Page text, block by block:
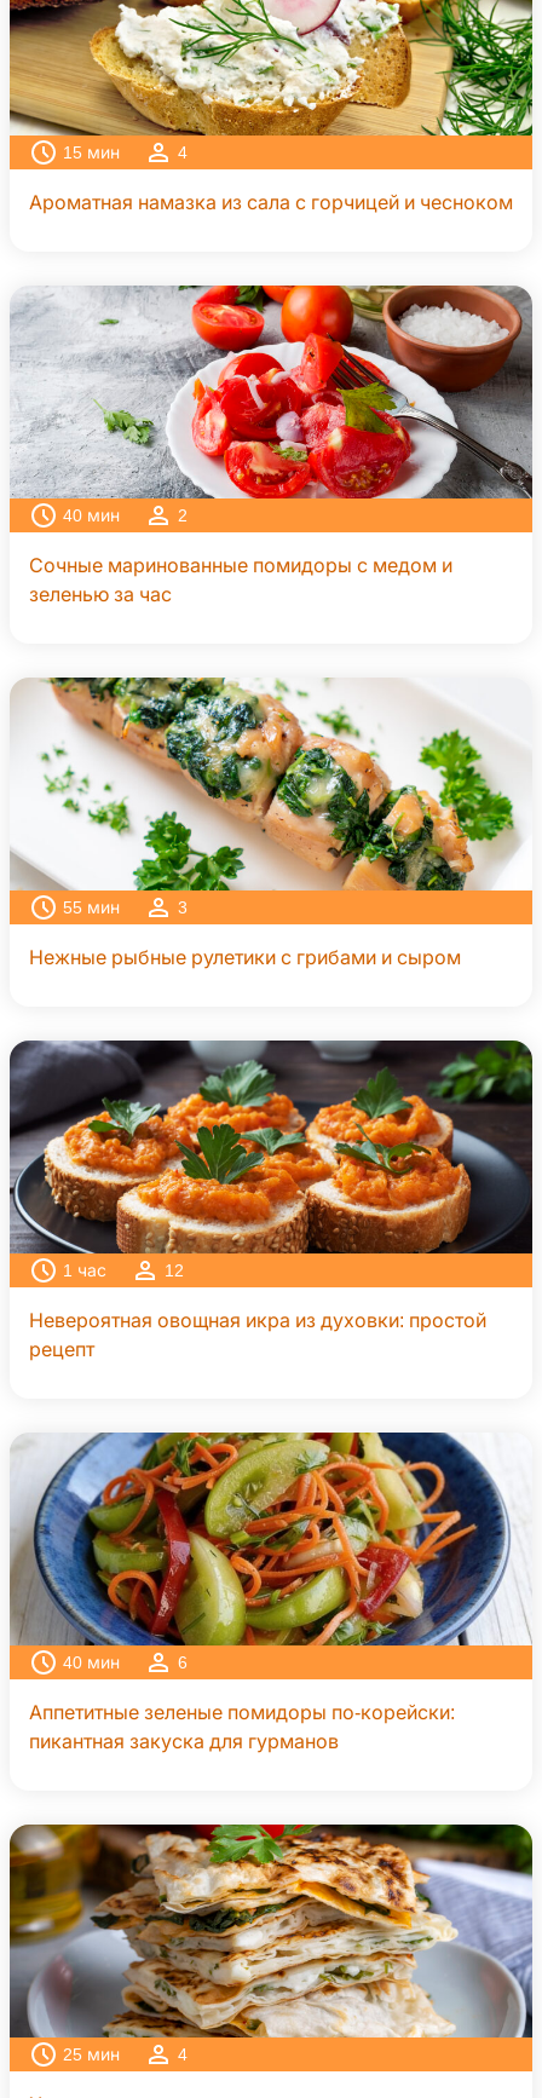
15 мин 4
Ароматная намазка из сала с горчицей и чесноком
40 мин 2
Сочные маринованные помидоры с медом и
зеленью за час
55 мин 3
Нежные рыбные рулетики с грибами и сыром
1 час 12
Невероятная овощная икра из духовки: простой
рецепт
40 мин 6
Аппетитные зеленые помидоры по-корейски:
пикантная закуска для гурманов
25 мин 4